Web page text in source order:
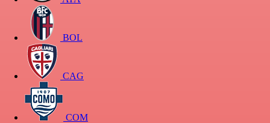
BOL
CAG
COM